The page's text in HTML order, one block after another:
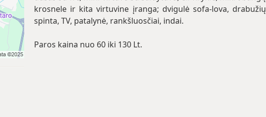
krosnele ir kita virtuvine įranga; dvigulė sofa-lova, drabužių
spinta, TV, patalynė, rankšluosčiai, indai.
Paros kaina nuo 60 iki 130 Lt.